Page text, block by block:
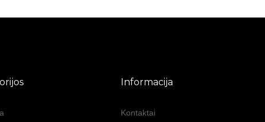
Informacija
Kontaktai